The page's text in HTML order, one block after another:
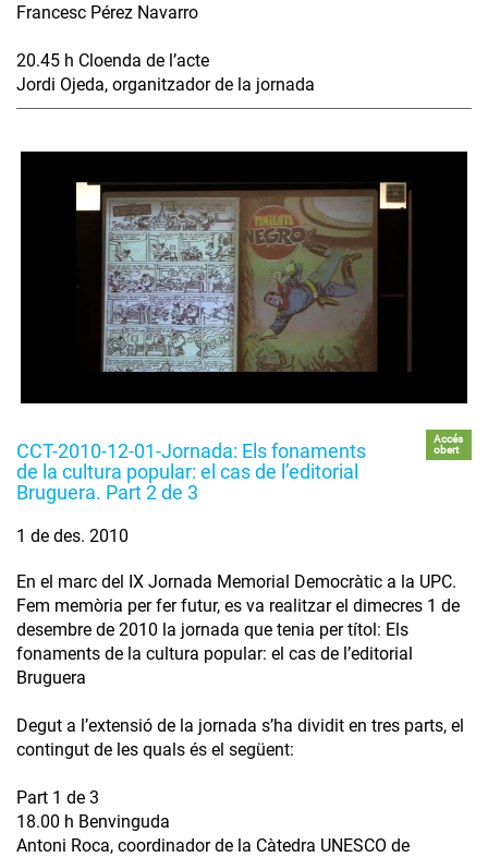
Francesc Pérez Navarro
20.45 h Cloenda de l’acte
Jordi Ojeda, organitzador de la jornada
CCT-2010-12-01-Jornada: Els fonaments
de la cultura popular: el cas de l’editorial
Bruguera. Part 2 de 3
Accés
obert
1 de des. 2010
En el marc del IX Jornada Memorial Democràtic a la UPC.
Fem memòria per fer futur, es va realitzar el dimecres 1 de
desembre de 2010 la jornada que tenia per títol: Els
fonaments de la cultura popular: el cas de l’editorial
Bruguera
Degut a l’extensió de la jornada s’ha dividit en tres parts, el
contingut de les quals és el següent:
Part 1 de 3
18.00 h Benvinguda
Antoni Roca, coordinador de la Càtedra UNESCO de